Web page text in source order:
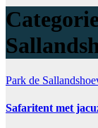
Park de
Safaritent met